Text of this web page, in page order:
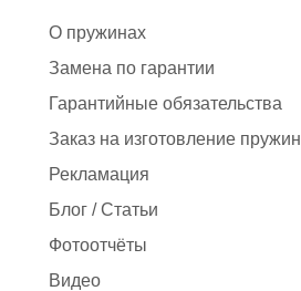
О пружинах
Замена по гарантии
Гарантийные обязательства
Заказ на изготовление пружин
Рекламация
Блог / Статьи
Фотоотчёты
Видео